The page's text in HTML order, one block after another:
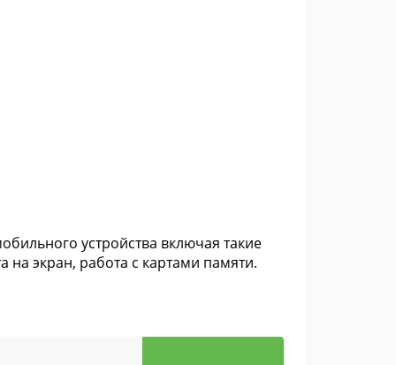
устройства включая такие
на экран, работа с картами памяти.